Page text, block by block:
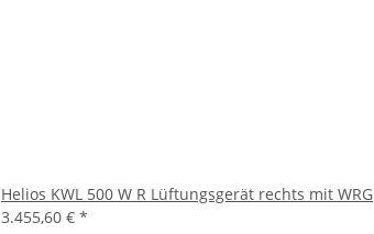
Helios KWL 500 W R Lüftungsgerät rechts mit WRG
3.455,60 € *